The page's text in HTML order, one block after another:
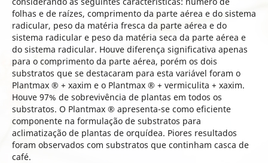
folhas e de raízes, comprimento da parte aérea e do sistema
radicular, peso da matéria fresca da parte aérea e do
sistema radicular e peso da matéria seca da parte aérea e
do sistema radicular. Houve diferença significativa apenas
para o comprimento da parte aérea, porém os dois
substratos que se destacaram para esta variável foram o
Plantmax ® + xaxim e o Plantmax ® + vermiculita + xaxim.
Houve 97% de sobrevivência de plantas em todos os
substratos. O Plantmax ® apresenta-se como eficiente
componente na formulação de substratos para
aclimatização de plantas de orquídea. Piores resultados
foram observados com substratos que continham casca de
café.